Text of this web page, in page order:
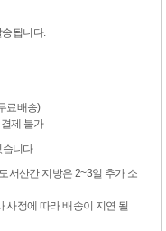
됩니다.
료배송)
제 불가
니다.
서산간 지방은 2~3일 추가 소
정에 따라 배송이 지연 될